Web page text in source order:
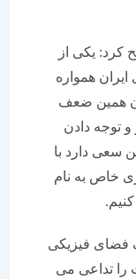
یکی از
همواره
ضعف
دادن
با
به نام
فیزیکی
می